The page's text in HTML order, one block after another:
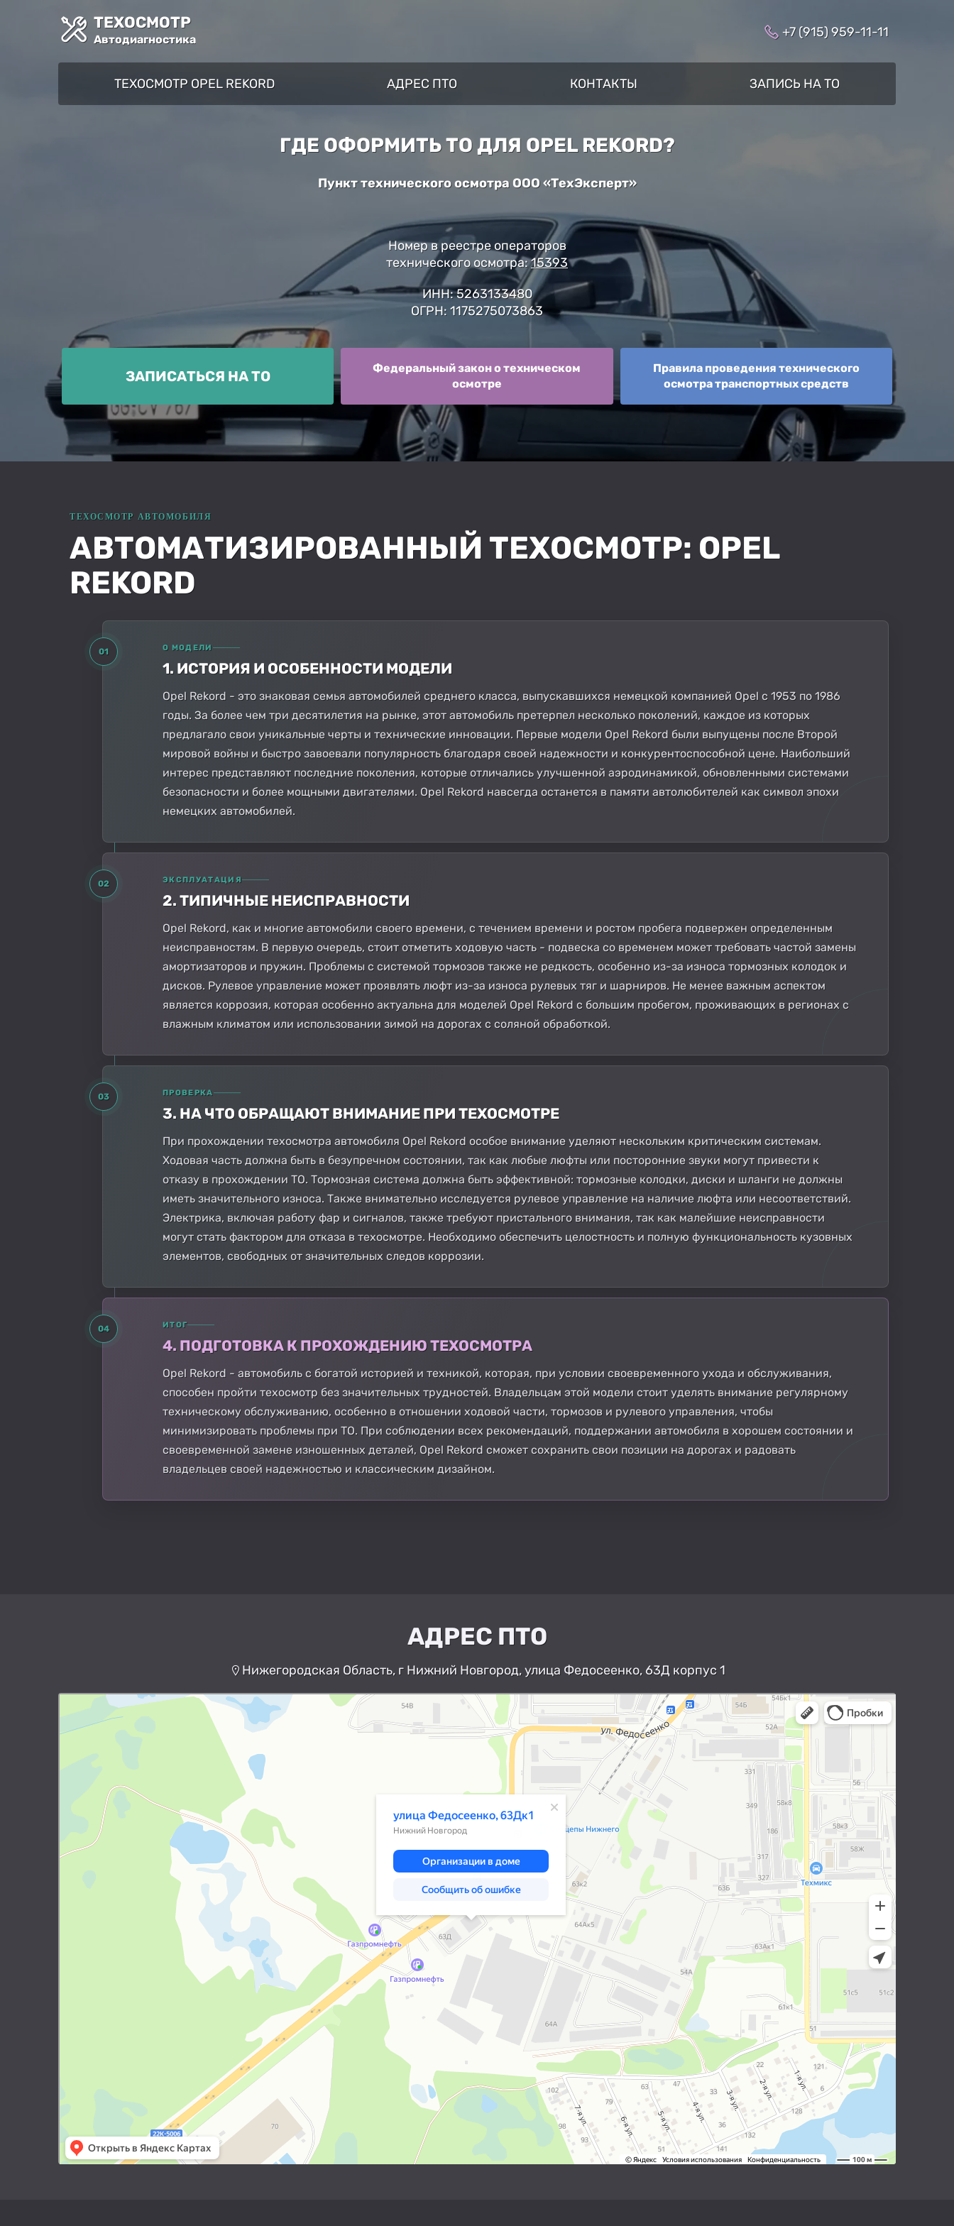
ТЕХОСМОТР
Автодиагностика +7 (915) 959-11-11
ТЕХОСМОТР OPEL REKORD АДРЕС ПТО КОНТАКТЫ ЗАПИСЬ НА ТО
ГДЕ ОФОРМИТЬ ТО ДЛЯ OPEL REKORD?
Пункт технического осмотра ООО «ТехЭксперт»
Номер в реестре операторов
технического осмотра:15393
ИНН: 5263133480
ОГРН: 1175275073863
ЗАПИСАТЬСЯ НА ТО
Федеральный закон о техническом
осмотре
Правила проведения технического
осмотра транспортных средств
АВТОМАТИЗИРОВАННЫЙ ТЕХОСМОТР: OPEL
REKORD
01 О МОДЕЛИ
1. ИСТОРИЯ И ОСОБЕННОСТИ МОДЕЛИ
Opel Rekord - это знаковая семья автомобилей среднего класса, выпускавшихся немецкой компанией Opel с 1953 по 1986
годы. За более чем три десятилетия на рынке, этот автомобиль претерпел несколько поколений, каждое из которых
предлагало свои уникальные черты и технические инновации. Первые модели Opel Rekord были выпущены после Второй
мировой войны и быстро завоевали популярность благодаря своей надежности и конкурентоспособной цене. Наибольший
интерес представляют последние поколения, которые отличались улучшенной аэродинамикой, обновленными системами
безопасности и более мощными двигателями. Opel Rekord навсегда останется в памяти автолюбителей как символ эпохи
немецких автомобилей.
02 ЭКСПЛУАТАЦИЯ
2. ТИПИЧНЫЕ НЕИСПРАВНОСТИ
Opel Rekord, как и многие автомобили своего времени, с течением времени и ростом пробега подвержен определенным
неисправностям. В первую очередь, стоит отметить ходовую часть - подвеска со временем может требовать частой замены
амортизаторов и пружин. Проблемы с системой тормозов также не редкость, особенно из-за износа тормозных колодок и
дисков. Рулевое управление может проявлять люфт из-за износа рулевых тяг и шарниров. Не менее важным аспектом
является коррозия, которая особенно актуальна для моделей Opel Rekord с большим пробегом, проживающих в регионах с
влажным климатом или использовании зимой на дорогах с соляной обработкой.
03 ПРОВЕРКА
3. НА ЧТО ОБРАЩАЮТ ВНИМАНИЕ ПРИ ТЕХОСМОТРЕ
При прохождении техосмотра автомобиля Opel Rekord особое внимание уделяют нескольким критическим системам.
Ходовая часть должна быть в безупречном состоянии, так как любые люфты или посторонние звуки могут привести к
отказу в прохождении ТО. Тормозная система должна быть эффективной: тормозные колодки, диски и шланги не должны
иметь значительного износа. Также внимательно исследуется рулевое управление на наличие люфта или несоответствий.
Электрика, включая работу фар и сигналов, также требуют пристального внимания, так как малейшие неисправности
могут стать фактором для отказа в техосмотре. Необходимо обеспечить целостность и полную функциональность кузовных
элементов, свободных от значительных следов коррозии.
04 ИТОГ
4. ПОДГОТОВКА К ПРОХОЖДЕНИЮ ТЕХОСМОТРА
Opel Rekord - автомобиль с богатой историей и техникой, которая, при условии своевременного ухода и обслуживания,
способен пройти техосмотр без значительных трудностей. Владельцам этой модели стоит уделять внимание регулярному
техническому обслуживанию, особенно в отношении ходовой части, тормозов и рулевого управления, чтобы
минимизировать проблемы при ТО. При соблюдении всех рекомендаций, поддержании автомобиля в хорошем состоянии и
своевременной замене изношенных деталей, Opel Rekord сможет сохранить свои позиции на дорогах и радовать
владельцев своей надежностью и классическим дизайном.
АДРЕС ПТО
Нижегородская Область, г Нижний Новгород, улица Федосеенко, 63Д корпус 1
Нижний Новгород
Улица Федосеенко, 63Дк1 — Яндекс Карты